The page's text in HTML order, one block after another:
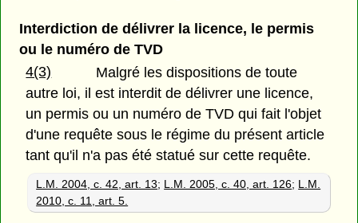
Interdiction de délivrer la licence, le permis
ou le numéro de TVD
4(3)
Malgré les dispositions de toute
autre loi, il est interdit de délivrer une licence,
un permis ou un numéro de TVD qui fait l'objet
d'une requête sous le régime du présent article
tant qu'il n'a pas été statué sur cette requête.
L.M. 2004, c. 42, art. 13; L.M. 2005, c. 40, art. 126; L.M.
2010, c. 11, art. 5.